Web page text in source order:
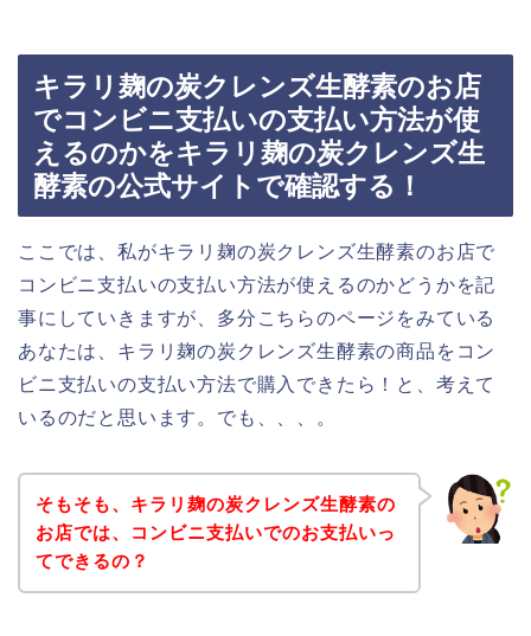
キラリ麹の炭クレンズ生酵素のお店
でコンビニ支払いの支払い方法が使
えるのかをキラリ麹の炭クレンズ生
酵素の公式サイトで確認する！
ここでは、私がキラリ麹の炭クレンズ生酵素のお店で
コンビニ支払いの支払い方法が使えるのかどうかを記
事にしていきますが、多分こちらのページをみている
あなたは、キラリ麹の炭クレンズ生酵素の商品をコン
ビニ支払いの支払い方法で購入できたら！と、考えて
いるのだと思います。でも、、、。
そもそも、キラリ麹の炭クレンズ生酵素の
お店では、コンビニ支払いでのお支払いっ
てできるの？